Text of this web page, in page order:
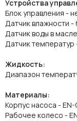
Устройства
Блок управления -
Датчик влажности -
Датчик воды в
Датчик температур
Жидкость:
Диапазон
Материалы:
Корпус насоса - EN-
Рабочее колесо -